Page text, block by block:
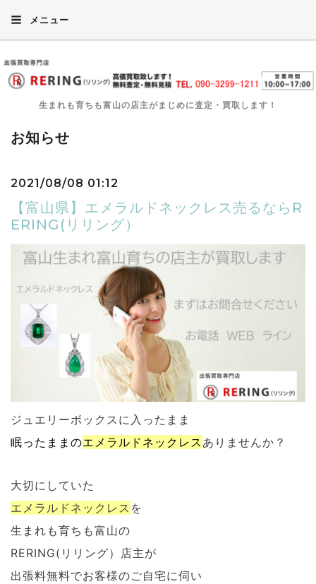
メニュー
生まれも育ちも富山の店主がまじめに査定・買取します！
お知らせ
2021/08/08 01:12
【富山県】エメラルドネックレス売るならR
ERING(リリング）
ジュエリーボックスに入ったまま
眠ったままのエメラルド ネックレス ありませんか？
大切にしていた
エメラルド ネックレス を
生まれも育ちも富山の
RERING(リリング）店主が
出張料無料でお客様のご自宅に伺い